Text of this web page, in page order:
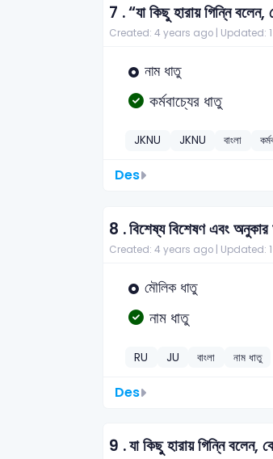
7 .“যা কিছু হারায় গিন্নি
Created: 4 years ago | Updated:
নাম ধাতু
কর্মবাচ্যের ধাতু
JKNU JKNU বাংলা
Des
8 .বিশেষ্য বিশেষণ এবং
Created: 4 years ago | Updated:
মৌলিক ধাতু
নাম ধাতু
RU JU বাংলা নাম ধাতু
Des
9 .যা কিছু হারায় গিন্নি বলেন,